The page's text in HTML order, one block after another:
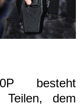
besteht
Teilen, dem